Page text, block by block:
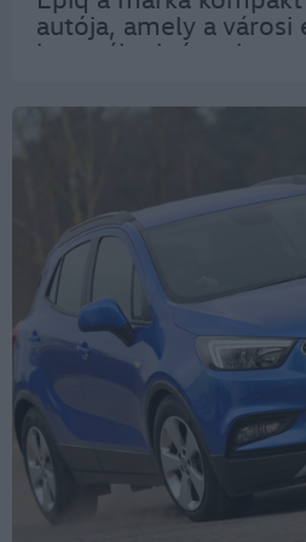
autója, amely a városi
használat igényeire
technológiájával